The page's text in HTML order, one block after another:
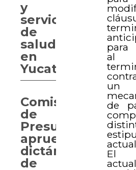
para
al
un
de
El
actual
y
servicios
de
salud
en
Yucatán
Comisión
de
Presupuesto
aprueba
dictámenes
de